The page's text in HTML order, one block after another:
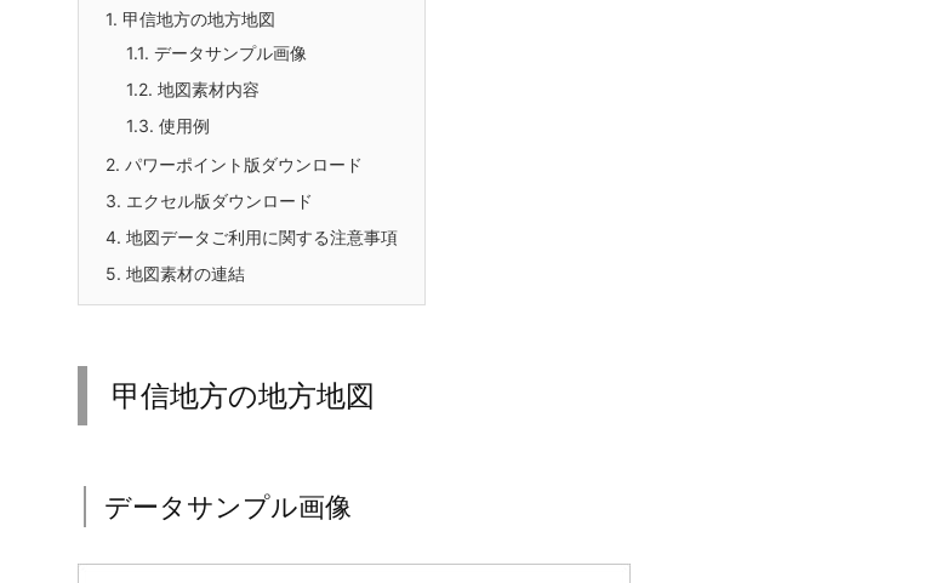
1. 甲信地方の地方地図
1.1. データサンプル画像
1.2. 地図素材内容
1.3. 使用例
2. パワーポイント版ダウンロード
3. エクセル版ダウンロード
4. 地図データご利用に関する注意事項
5. 地図素材の連結
甲信地方の地方地図
データサンプル画像